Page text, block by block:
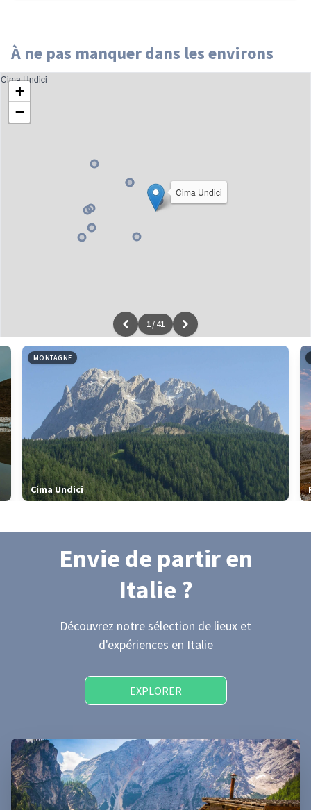
À ne pas manquer dans les environs
Cima Undici
+
−
Leaflet|données ©OpenStreetMap/ODbL - renduOSM France
Cima Undici
1 / 41
MONTAGNE
Cima Undici
Envie de partiren
Italie ?
Découvrez notre sélection de lieux et
d'expériences en Italie
EXPLORER